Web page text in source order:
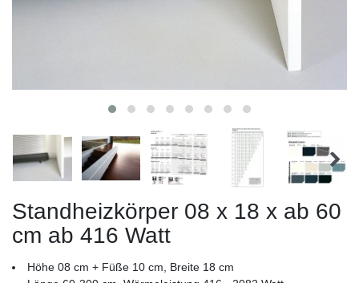
Standheizkörper 08 x 18 x ab 60
cm ab 416 Watt
Höhe 08 cm + Füße 10 cm, Breite 18 cm